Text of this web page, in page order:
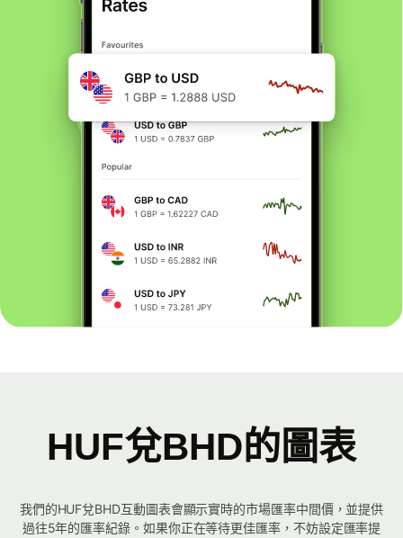
HUF兌BHD的圖表
我們的HUF兌BHD互動圖表會顯示實時的市場匯率中間價，並提供
過往5年的匯率紀錄。如果你正在等待更佳匯率，不妨設定匯率提